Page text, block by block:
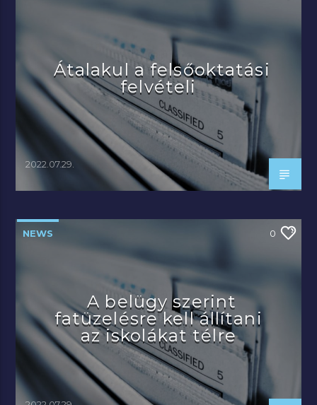
Átalakul a felsőoktatási
felvételi
2022.07.29.
NEWS 0
A belügy szerint
fatüzelésre kell állítani
az iskolákat télre